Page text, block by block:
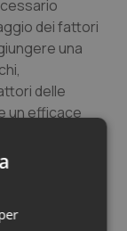
dei fattori
una
delle
un efficace